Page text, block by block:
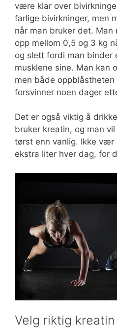
være klar over
farlige bivirkninger, men
når man bruker det. Man
opp mellom 0,5 og 3 kg
og slett fordi man binder
musklene sine. Man kan
men både
forsvinner noen dager
Det er også viktig å
bruker kreatin, og man
tørst enn vanlig. Ikke vær
ekstra liter hver dag, for
Velg riktig